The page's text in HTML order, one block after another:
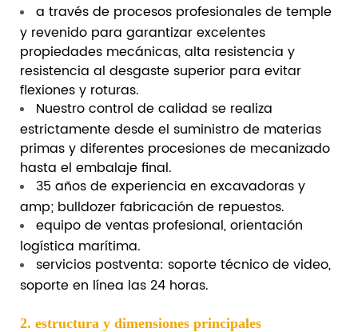
a través de procesos profesionales de temple
y revenido para garantizar excelentes
propiedades mecánicas, alta resistencia y
resistencia al desgaste superior para evitar
flexiones y roturas.
Nuestro control de calidad se realiza
estrictamente desde el suministro de materias
primas y diferentes procesiones de mecanizado
hasta el embalaje final.
35 años de experiencia en excavadoras y
amp; bulldozer fabricación de repuestos.
equipo de ventas profesional, orientación
logística marítima.
servicios postventa: soporte técnico de video,
soporte en línea las 24 horas.
2. estructura y dimensiones principales